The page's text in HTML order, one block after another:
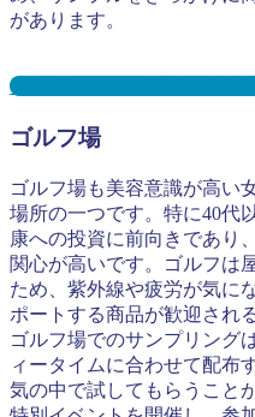
があります。
フラダンスサンプリングと
ゴルフ場
ゴルフ場も美容意識が高い
場所の一つです。特に40代
康への投資に前向きであり
関心が高いです。ゴルフは
ため、紫外線や疲労が気に
ポートする商品が歓迎され
ゴルフ場でのサンプリング
ィータイムに合わせて配布
気の中で試してもらうこと